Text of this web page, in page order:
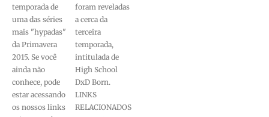
temporada de
uma das séries
mais "hypadas"
da Primavera
2015. Se você
ainda não
conhece, pode
estar acessando
os nossos links
foram reveladas
a cerca da
terceira
temporada,
intitulada de
High School
DxD Born.
LINKS
RELACIONADOS